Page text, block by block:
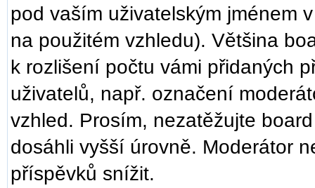
pod vaším uživatelským jménem
na použitém vzhledu). Většina
k rozlišení počtu vámi přidaných
uživatelů, např. označení
vzhled. Prosím, nezatěžujte
dosáhli vyšší úrovně. Moderátor
příspěvků snížit.